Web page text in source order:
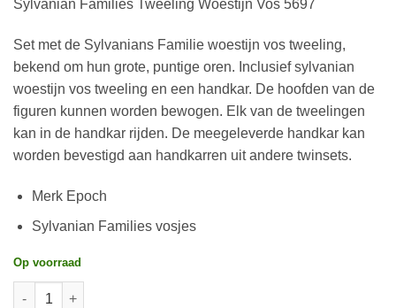
Sylvanian Families Tweeling Woestijn Vos 5697
Set met de Sylvanians Familie woestijn vos tweeling,
bekend om hun grote, puntige oren. Inclusief sylvanian
woestijn vos tweeling en een handkar. De hoofden van de
figuren kunnen worden bewogen. Elk van de tweelingen
kan in de handkar rijden. De meegeleverde handkar kan
worden bevestigd aan handkarren uit andere twinsets.
Merk Epoch
Sylvanian Families vosjes
Op voorraad